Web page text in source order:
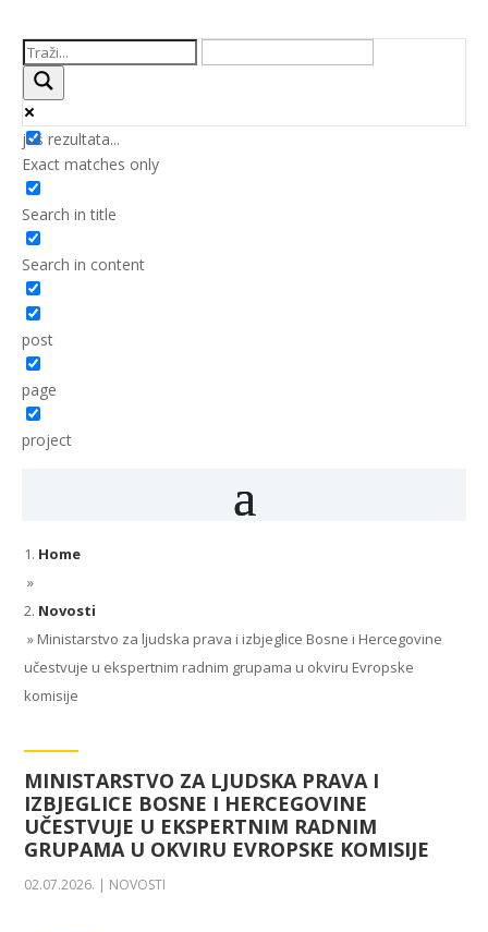
još rezultata...
Exact matches only
Search in title
Search in content
post
page
project
Home
»
Novosti
» Ministarstvo za ljudska prava i izbjeglice Bosne i Hercegovine
učestvuje u ekspertnim radnim grupama u okviru Evropske
komisije
MINISTARSTVO ZA LJUDSKA PRAVA I
IZBJEGLICE BOSNE I HERCEGOVINE
UČESTVUJE U EKSPERTNIM RADNIM
GRUPAMA U OKVIRU EVROPSKE KOMISIJE
02.07.2026. | NOVOSTI